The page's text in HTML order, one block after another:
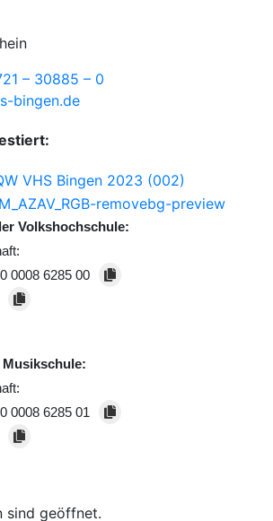
– 30885 – 0
bingen.de
Volkshochschule:
0008 6285 00
0008 6285 01
sind geöffnet.